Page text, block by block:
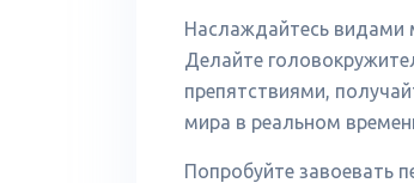
Наслаждайтесь видами
Делайте
препятствиями,
мира в реальном
Попробуйте завоевать